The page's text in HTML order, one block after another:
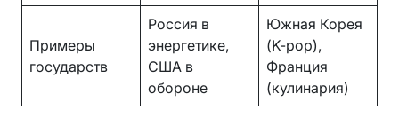
Примеры
государств
Россия в
энергетике,
США в
обороне
Южная Корея
(K-pop),
Франция
(кулинария)